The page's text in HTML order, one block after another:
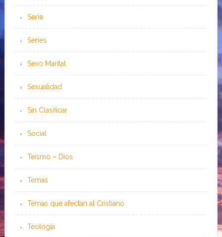
Serie
Series
Sexo Marital
Sexualidad
Sin Clasificar
Social
Teísmo – Dios
Temas
Temas que afectan al Cristiano
Teología